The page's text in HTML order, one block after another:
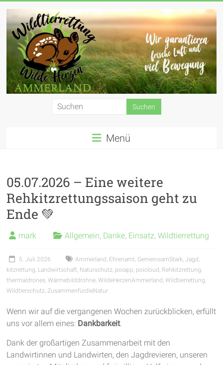
Inhalt
springen
Wildtierrettung
e.
V.
garantieren
Luft
und
viel
Bewegung
Menü
05.07.2026 – Eine weitere
Rehkitzrettungssaison geht zu
Ende 💚
mark Allgemein, Danke, Einsatz,Wildtierrettung
5. Juli 2026 Ammerland , Ehrenamt, GemeinsamStark,Jagd ,
kitzrettung, Landwirtschaft, Naturschutz, poiapp, poicloud , Rehkitzrettung,
thermaldrones,Wärmebilddrohne,WildeHerzenAmmerland ,Wildtierrettung,
Wildtierschutz,ZusammenfürdieNatur
Wenn wir auf die vergangenen Wochen zurückblicken, erfüllt
uns vor allem eines: Dankbarkeit.
Dank der großartigen Zusammenarbeit mit den
Landwirtinnen und Landwirten, den Jagdrevieren, unseren